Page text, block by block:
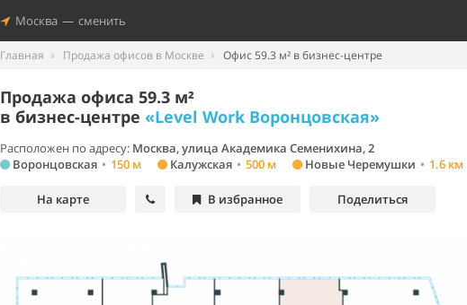
Москва — сменить
Главная Продажа офисов в Москве Офис 59.3 м² в бизнес-центре
Продажа офиса 59.3 м²
в бизнес-центре «Level Work Воронцовская»
Расположен по адресу: Москва, улица Академика Семенихина, 2
Воронцовская • 150 м Калужская • 500 м Новые Черемушки • 1.6 км
На карте В избранное Поделиться